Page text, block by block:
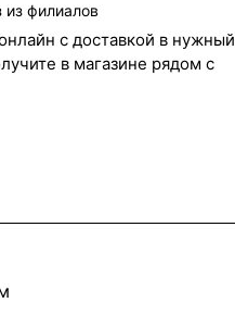
филиалов
с доставкой в нужный
в магазине рядом с